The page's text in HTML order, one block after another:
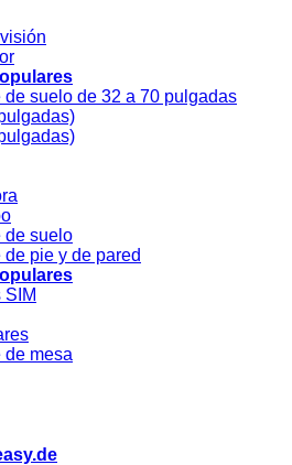
de suelo de 32 a 70 pulgadas
de suelo
de pie y de pared
SIM
de mesa